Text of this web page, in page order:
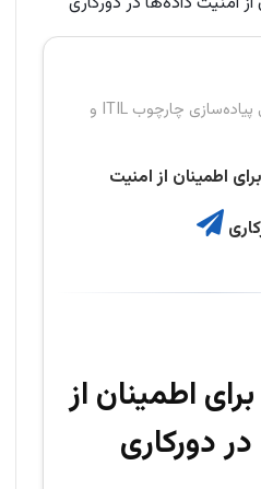
[ مجری تخصصی پیاده‌سازی چارچوب ITIL و
اطمینان از امنیت
اطمینان از
دورکاری